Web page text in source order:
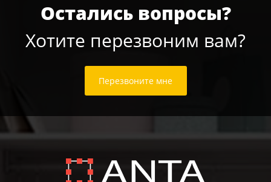
Остались вопросы?
Хотите перезвоним вам?
Перезвоните мне